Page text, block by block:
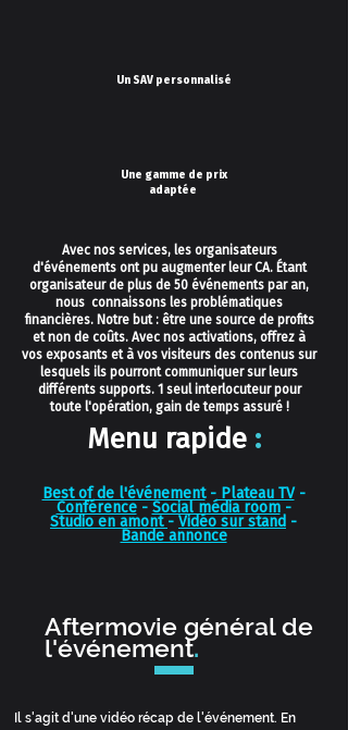
Un SAV personnalisé
Une gamme de prix
adaptée
Avec nos services, les organisateurs
d'événements ont pu augmenter leur CA. Étant
organisateur de plus de 50 événements par an,
nous connaissons les problématiques
financières. Notre but : être une source de profits
et non de coûts. Avec nos activations, offrez à
vos exposants et à vos visiteurs des contenus sur
lesquels ils pourront communiquer sur leurs
différents supports. 1 seul interlocuteur pour
toute l'opération, gain de temps assuré !
Menu rapide :
Best of de l'événement-Plateau TV-
Conférence- Social média room-
Studio en amont - Vidéo sur stand -
Bande annonce
Aftermovie général de
l'événement.
Il s'agit d'une vidéo récap de l'événement. En